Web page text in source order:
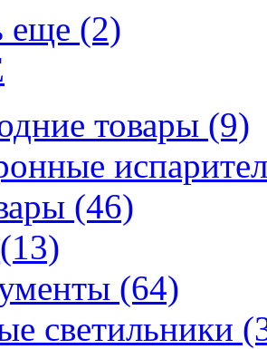
еще (2)
товары (9)
(46)
(13)
(64)
светильники